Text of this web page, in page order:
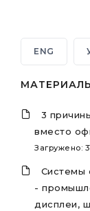
ENG
3
вместо
Загружено:
Системы
-
дисплеи,